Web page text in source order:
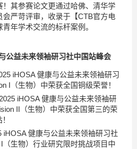
其参赛论文更通过哈佛、清华学
严苛评审，收录于【CTB官方电
年学术交流的标杆案例。
公益未来领袖研习社中国站峰会
iHOSA 健康与公益未来领袖研习
I（生物）中荣获全国铜级荣誉！
iHOSA 健康与公益未来领袖研
II（生物）中荣获全国第三的荣
iHOSA 健康与公益未来领袖研习社
（生物）行业研究限时挑战项目中